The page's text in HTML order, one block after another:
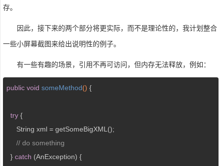
存。
因此，接下来的两个部分将更实际，而不是理论性的，我计划整合
一些小屏幕截图来给出说明性的例子。
有一些有趣的场景，引用不再可访问，但内存无法释放，例如：
public void someMethod() {
try {
     String xml = getSomeBigXML();
// do something
  }
catch (AnException) {